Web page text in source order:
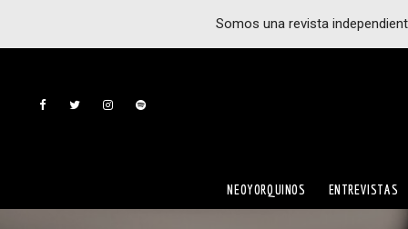
Somos una revista
NEOYORQUINOS ENTREVISTAS